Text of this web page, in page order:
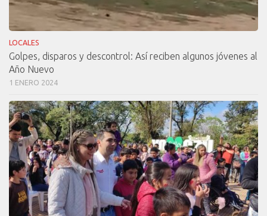
LOCALES
Golpes, disparos y descontrol: Así reciben algunos jóvenes al
Año Nuevo
1 ENERO 2024